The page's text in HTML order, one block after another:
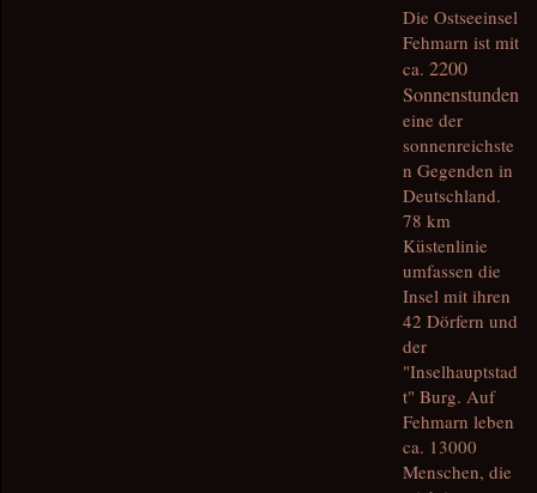
Die Ostseeinsel
Fehmarn ist mit
ca. 2200
Sonnenstunden
eine der
sonnenreichste
n Gegenden in
Deutschland.
78 km
Küstenlinie
umfassen die
Insel mit ihren
42 Dörfern und
der
"Inselhauptstad
t" Burg. Auf
Fehmarn leben
ca. 13000
Menschen, die